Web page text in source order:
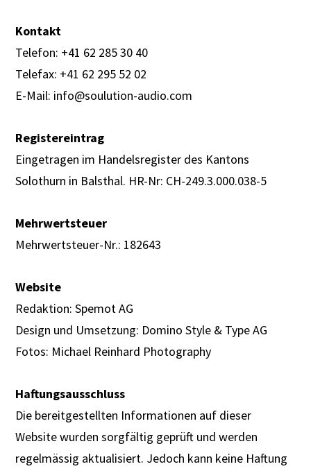
Kontakt
Telefon: +41 62 285 30 40
Telefax: +41 62 295 52 02
E-Mail: info@soulution-audio.com
Registereintrag
Eingetragen im Handelsregister des Kantons
Solothurn in Balsthal. HR-Nr: CH-249.3.000.038-5
Mehrwertsteuer
Mehrwertsteuer-Nr.: 182643
Website
Redaktion: Spemot AG
Design und Umsetzung: Domino Style & Type AG
Fotos: Michael Reinhard Photography
Haftungsausschluss
Die bereitgestellten Informationen auf dieser
Website wurden sorgfältig geprüft und werden
regelmässig aktualisiert. Jedoch kann keine Haftung